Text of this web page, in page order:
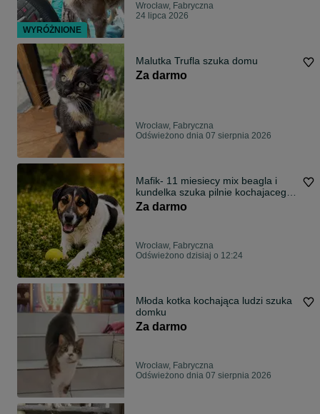
Wrocław, Fabryczna
24 lipca 2026
Malutka Trufla szuka domu
Za darmo
Wrocław, Fabryczna
Odświeżono dnia 07 sierpnia 2026
Mafik- 11 miesiecy mix beagla i
kundelka szuka pilnie kochajacego
domu
Za darmo
Wrocław, Fabryczna
Odświeżono dzisiaj o 12:24
Młoda kotka kochająca ludzi szuka
domku
Za darmo
Wrocław, Fabryczna
Odświeżono dnia 07 sierpnia 2026
WYRÓŻNIONE